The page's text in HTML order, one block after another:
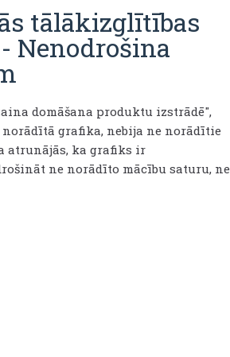
tālākizglītības
- Nenodrošina
domāšana produktu izstrādē",
grafika, nebija ne norādītie
atrunājās, ka grafiks ir
ne norādīto mācību saturu, ne